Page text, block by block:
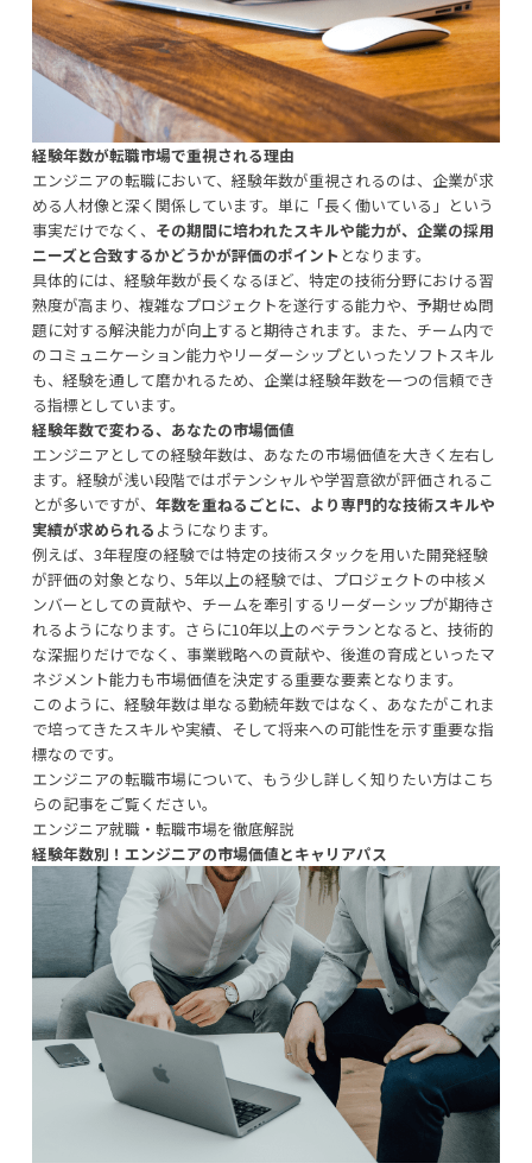
経験年数が転職市場で重視される理由
エンジニアの転職において、経験年数が重視されるのは、企業が求
める人材像と深く関係しています。単に「長く働いている」という
事実だけでなく、 その期間に培われたスキルや能力が、企業の採用
ニーズと合致するかどうかが評価のポイント となります。
具体的には、経験年数が長くなるほど、特定の技術分野における習
熟度が高まり、複雑なプロジェクトを遂行する能力や、予期せぬ問
題に対する解決能力が向上すると期待されます。また、チーム内で
のコミュニケーション能力やリーダーシップといったソフトスキル
も、経験を通して磨かれるため、企業は経験年数を一つの信頼でき
る指標としています。
経験年数で変わる、あなたの市場価値
エンジニアとしての経験年数は、あなたの市場価値を大きく左右し
ます。経験が浅い段階ではポテンシャルや学習意欲が評価されるこ
とが多いですが、 年数を重ねるごとに、より専門的な技術スキルや
実績が求められる ようになります。
例えば、3年程度の経験では特定の技術スタックを用いた開発経験
が評価の対象となり、5年以上の経験では、プロジェクトの中核メ
ンバーとしての貢献や、チームを牽引するリーダーシップが期待さ
れるようになります。さらに10年以上のベテランとなると、技術的
な深掘りだけでなく、事業戦略への貢献や、後進の育成といったマ
ネジメント能力も市場価値を決定する重要な要素となります。
このように、経験年数は単なる勤続年数ではなく、あなたがこれま
で培ってきたスキルや実績、そして将来への可能性を示す重要な指
標なのです。
エンジニアの転職市場について、もう少し詳しく知りたい方はこち
らの記事をご覧ください。
エンジニア就職・転職市場を徹底解説
経験年数別！エンジニアの市場価値とキャリアパス